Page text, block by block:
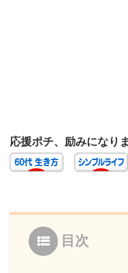
応援ポチ、励みになり
目次